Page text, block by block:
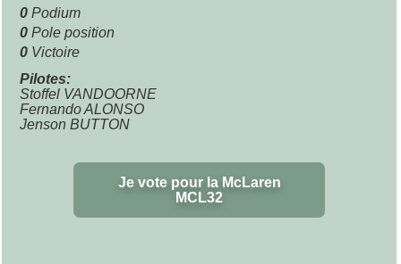
0 Podium
0 Pole position
0 Victoire
Pilotes:
Stoffel VANDOORNE
Fernando ALONSO
Jenson BUTTON
Je vote pour la McLaren
MCL32